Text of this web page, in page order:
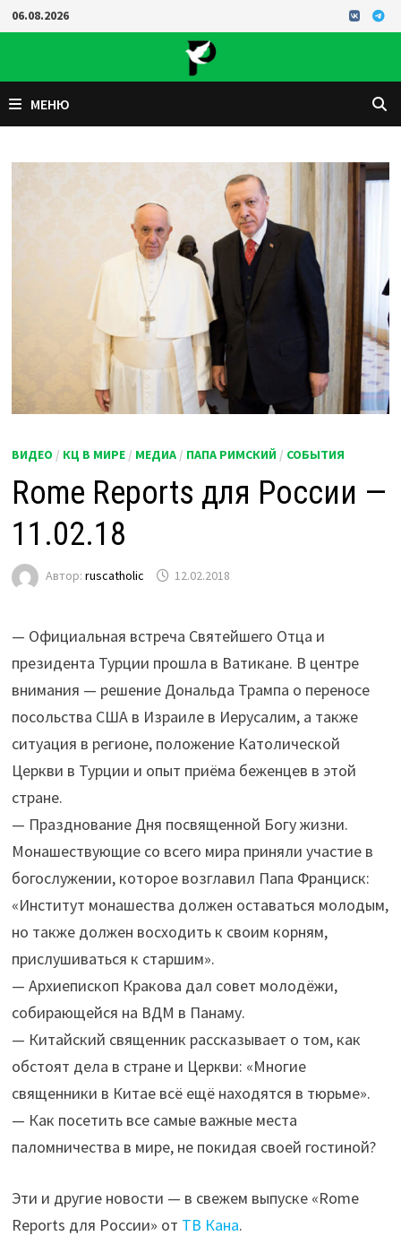
Перейти
к
06.08.2026
МЕНЮ
ВИДЕО / КЦ В МИРЕ / МЕДИА / ПАПА РИМСКИЙ / СОБЫТИЯ
Rome Reports для России —
11.02.18
Автор:ruscatholic 12.02.2018
— Официальная встреча Святейшего Отца и
президента Турции прошла в Ватикане. В центре
внимания — решение Дональда Трампа о переносе
посольства США в Израиле в Иерусалим, а также
ситуация в регионе, положение Католической
Церкви в Турции и опыт приёма беженцев в этой
стране.
— Празднование Дня посвященной Богу жизни.
Монашествующие со всего мира приняли участие в
богослужении, которое возглавил Папа Франциск:
«Институт монашества должен оставаться молодым,
но также должен восходить к своим корням,
прислушиваться к старшим».
— Архиепископ Кракова дал совет молодёжи,
собирающейся на ВДМ в Панаму.
— Китайский священник рассказывает о том, как
обстоят дела в стране и Церкви: «Многие
священники в Китае всё ещё находятся в тюрьме».
— Как посетить все самые важные места
паломничества в мире, не покидая своей гостиной?
Эти и другие новости — в свежем выпуске «Rome
Reports для России» от ТВ Кана.